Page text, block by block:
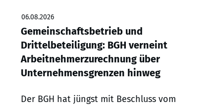
06.08.2026
Gemeinschaftsbetrieb und
Drittelbeteiligung: BGH verneint
Arbeitnehmerzurechnung über
Unternehmensgrenzen hinweg
Der BGH hat jüngst mit Beschluss vom